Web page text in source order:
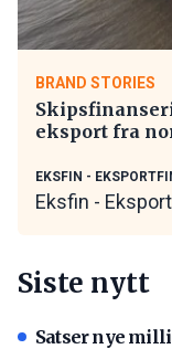
BRAND STORIES
eksport fra
EKSFIN -
Eksfin -
Siste nytt
Satser nye